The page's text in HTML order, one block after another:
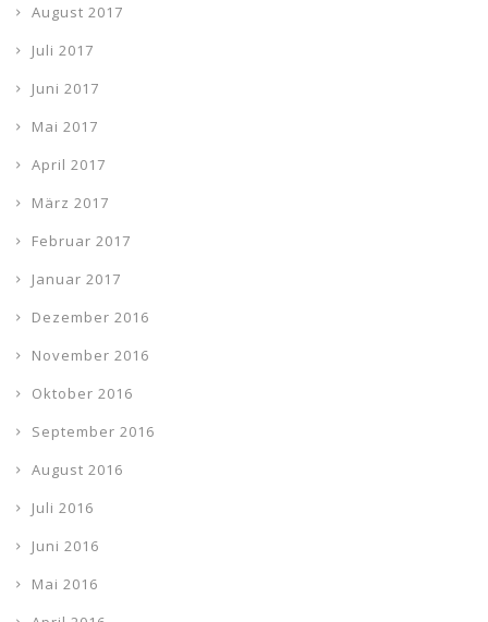
August 2017
Juli 2017
Juni 2017
Mai 2017
April 2017
März 2017
Februar 2017
Januar 2017
Dezember 2016
November 2016
Oktober 2016
September 2016
August 2016
Juli 2016
Juni 2016
Mai 2016